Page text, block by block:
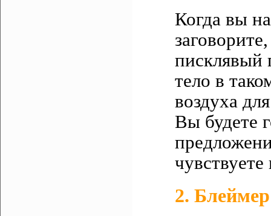
Когда вы
писклявый
тело в
воздуха
Вы будете
2.